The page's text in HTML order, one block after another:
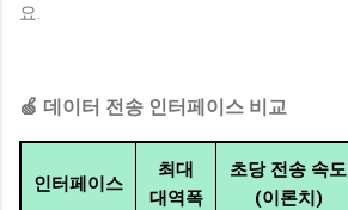
요.
🍏 데이터 전송 인터페이스 비교
인터페이스
최대
대역폭
초당 전송 속도
(이론치)